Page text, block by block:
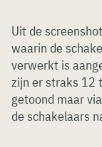
Uit de
waarin de
verwerkt is
zijn er straks 12
getoond maar
de schakelaars